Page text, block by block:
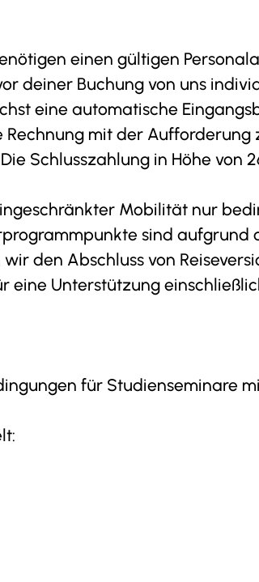
einen gültigen
deiner Buchung von uns
eine automatische
mit der Aufforderung
Schlusszahlung in Höhe von
Mobilität nur
sind
den Abschluss von
eine Unterstützung
für Studienseminare